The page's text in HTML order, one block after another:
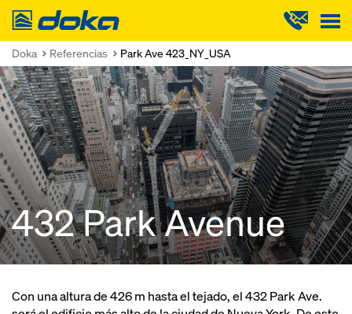
Doka
Doka Referencias Park Ave 423_NY_USA
432 Park Avenue
Con una altura de 426 m hasta el tejado, el 432 Park Ave.